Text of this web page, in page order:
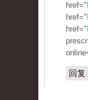
href="
href="
href="
回复